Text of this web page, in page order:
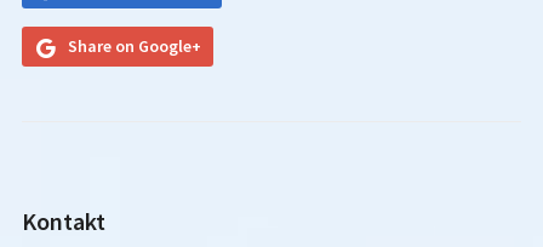
Share on Google+
Kontakt